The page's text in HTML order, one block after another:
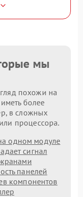
мы
похожи на
более
в сложных
процессора.
одном модуле
сигнал
панелей
компонентов